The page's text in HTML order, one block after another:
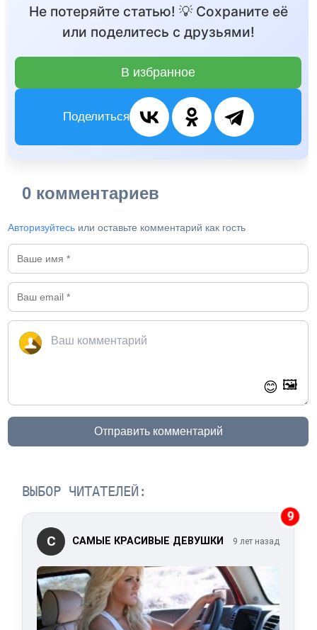
Не потеряйте статью! 💡 Сохраните её
или поделитесь с друзьями!
В избранное
Поделиться
0 комментариев
Авторизуйтесь или оставьте комментарий как гость
😊 🖼️
Отправить комментарий
ВЫБОР ЧИТАТЕЛЕЙ:
9
С САМЫЕ КРАСИВЫЕ ДЕВУШКИ 9 лет назад